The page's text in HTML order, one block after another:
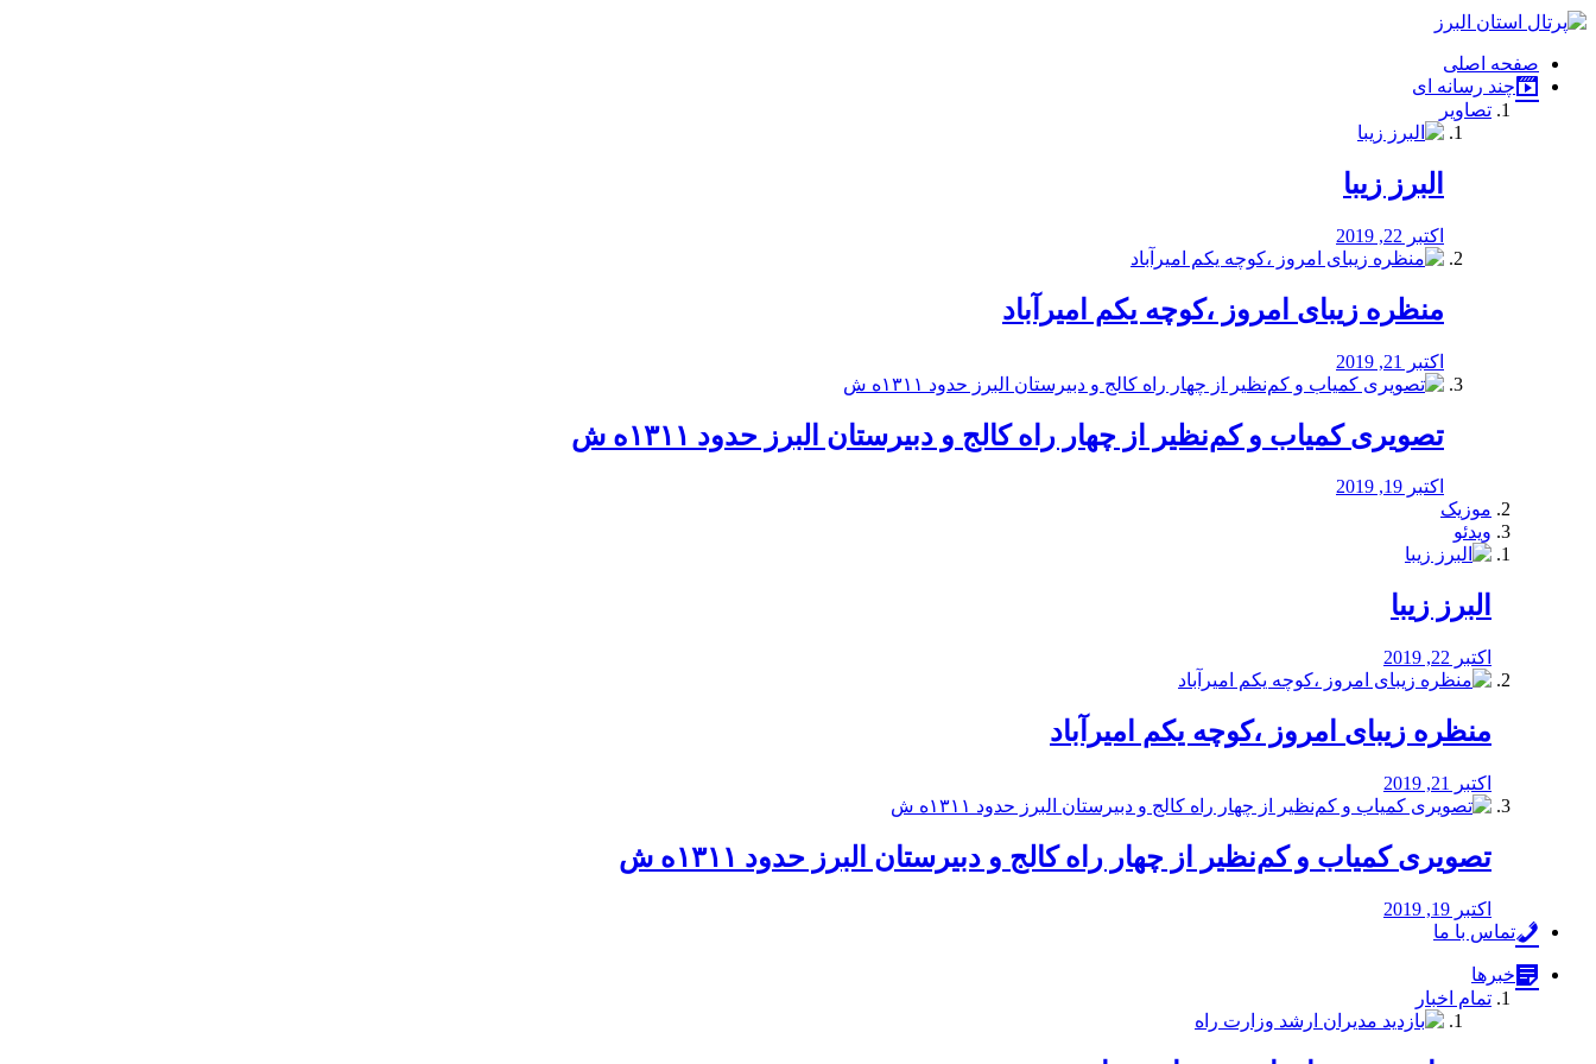
فصد
شرق
تهران
خشکشویی
صفحه اصلی
چند رسانه ای
تصاویر
البرز زیبا
اکتبر 22, 2019
منظره‌‌ زیبای امروز ،کوچه یکم امیرآباد
اکتبر 21, 2019
️تصویری کمیاب و کم‌نظیر از چهار راه كالج و دبيرستان البرز حدود ۱۳۱۱ه ش
اکتبر 19, 2019
موزیک
ویدئو
البرز زیبا
اکتبر 22, 2019
منظره‌‌ زیبای امروز ،کوچه یکم امیرآباد
اکتبر 21, 2019
️تصویری کمیاب و کم‌نظیر از چهار راه كالج و دبيرستان البرز حدود ۱۳۱۱ه ش
اکتبر 19, 2019
تماس با ما
خبرها
تمام اخبار